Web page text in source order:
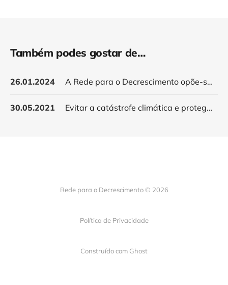
Também podes gostar de…
26.01.2024 A Rede para o Decrescimento opõe-se à construção de um novo aeroporto
30.05.2021 Evitar a catástrofe climática e proteger a saúde da população
Rede para o Decrescimento © 2026
Política de Privacidade
Construído com Ghost